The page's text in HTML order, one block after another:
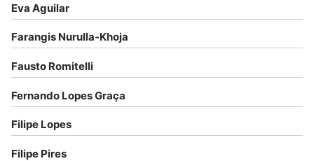
Eva Aguilar
Farangis Nurulla-Khoja
Fausto Romitelli
Fernando Lopes Graça
Filipe Lopes
Filipe Pires